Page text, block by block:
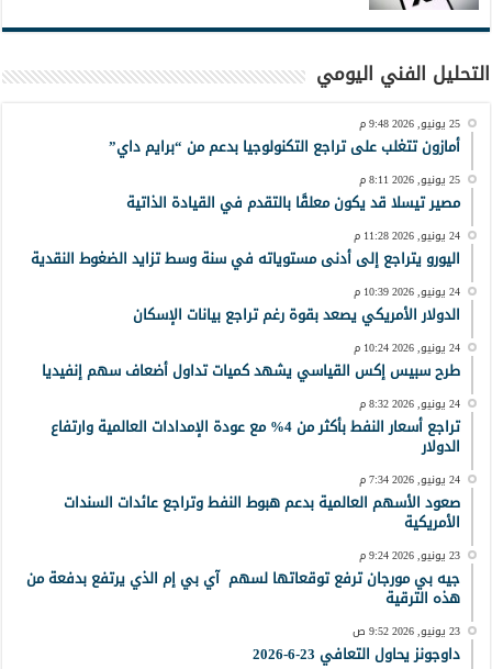
التحليل الفني اليومي
25 يونيو, 2026 9:48 م
أمازون تتغلب على تراجع التكنولوجيا بدعم من “برايم داي”
25 يونيو, 2026 8:11 م
مصير تيسلا قد يكون معلقًا بالتقدم في القيادة الذاتية
24 يونيو, 2026 11:28 م
اليورو يتراجع إلى أدنى مستوياته في سنة وسط تزايد الضغوط النقدية
24 يونيو, 2026 10:39 م
الدولار الأمريكي يصعد بقوة رغم تراجع بيانات الإسكان
24 يونيو, 2026 10:24 م
طرح سبيس إكس القياسي يشهد كميات تداول أضعاف سهم إنفيديا
24 يونيو, 2026 8:32 م
تراجع أسعار النفط بأكثر من 4% مع عودة الإمدادات العالمية وارتفاع
الدولار
24 يونيو, 2026 7:34 م
صعود الأسهم العالمية بدعم هبوط النفط وتراجع عائدات السندات
الأمريكية
23 يونيو, 2026 9:24 م
جيه بي مورجان ترفع توقعاتها لسهم آي بي إم الذي يرتفع بدفعة من
هذه الترقية
23 يونيو, 2026 9:52 ص
داوجونز يحاول التعافي 23-6-2026